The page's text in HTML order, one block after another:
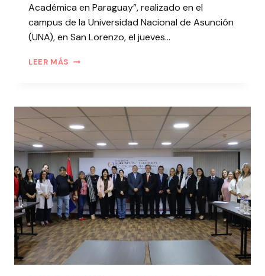
Académica en Paraguay”, realizado en el
campus de la Universidad Nacional de Asunción
(UNA), en San Lorenzo, el jueves…
LEER MÁS